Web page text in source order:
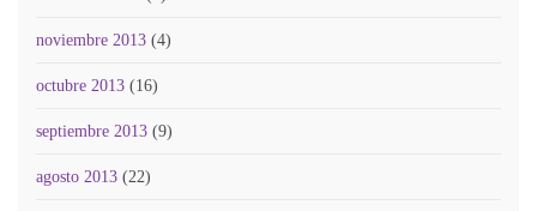
noviembre 2013 (4)
octubre 2013 (16)
septiembre 2013 (9)
agosto 2013 (22)